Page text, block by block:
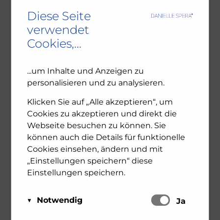
© Parlamentsdirektion/Ulrike Wieser
Diese Seite
verwendet
Cookies,...
...um Inhalte und Anzeigen zu
personalisieren und zu analysieren.
Klicken Sie auf „Alle akzeptieren“, um
Cookies zu akzeptieren und direkt die
Webseite besuchen zu können. Sie
können auch die Details für funktionelle
Cookies einsehen, ändern und mit
„Einstellungen speichern“ diese
Einstellungen speichern.
Notwendig Schalten
Ja